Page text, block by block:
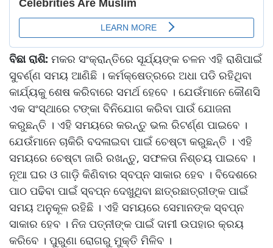
ବିଛା ରାଶି: ମକର ସଂକ୍ରାନ୍ତିରେ ସୂର୍ଯ୍ୟଙ୍କ ଚଳନ ଏହି ରାଶିପାଇଁ
ସୁବର୍ଣ୍ଣ ସମୟ ଆଣିଛି । କର୍ମକ୍ଷେତ୍ରରେ ଅଧା ପଡି ରହିଥିବା
କାର୍ଯ୍ୟକୁ ଶେଷ କରିବାରେ ସମର୍ଥ ହେବେ । ଯେଉଁମାନେ କୌଣସି
ଏକ ସଂସ୍ଥାରେ ଟଙ୍କା ବିନିଯୋଗ କରିବା ପାଉଁ ଯୋଜନା
କରୁଛନ୍ତି । ଏହି ସମୟରେ କରନ୍ତୁ ଭଲ ରିଟର୍ଣ୍ଣ ପାଇବେ ।
ଯେଉଁମାନେ ଚାକିରି ବଦଳାଇବା ପାଇଁ ଚେଷ୍ଟା କରୁଛନ୍ତି । ଏହି
ସମୟରେ ଚେଷ୍ଟା ଜାରି ରଖନ୍ତୁ, ସଫଳତା ନିଶ୍ଚୟ ପାଇବେ ।
ନୂଆ ଘର ଓ ଗାଡ଼ି କିଣିବାର ସ୍ବପ୍ନ ସାକାର ହେବ । ବିଦେଶରେ
ପାଠ ପଢିବା ପାଇଁ ସ୍ବପ୍ନ ଦେଖୁଥିବା ଛାତ୍ରଛାତ୍ରୀଙ୍କ ପାଇଁ
ସମୟ ଅନୁକୂଳ ରହିଛି । ଏହି ସମୟରେ ସେମାନଙ୍କ ସ୍ବପ୍ନ
ସାକାର ହେବ । ନିଜ ପତ୍ନୀଙ୍କ ପାଇଁ ଦାମୀ ଉପହାର କ୍ରୟ
କରିବେ । ପୁରୁଣା ରୋଗରୁ ମୁକ୍ତି ମିଳିବ ।